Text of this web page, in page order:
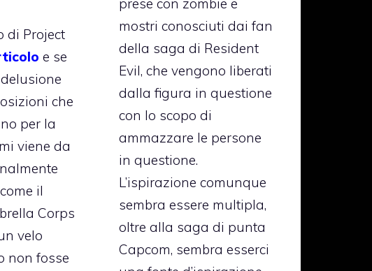
di Project
e se
che
per la
viene da
il
Corps
velo
non fosse
prese con zombie e
mostri conosciuti dai fan
della saga di Resident
Evil, che vengono liberati
dalla figura in questione
con lo scopo di
ammazzare le persone
in questione.
L’ispirazione comunque
sembra essere multipla,
oltre alla saga di punta
Capcom, sembra esserci